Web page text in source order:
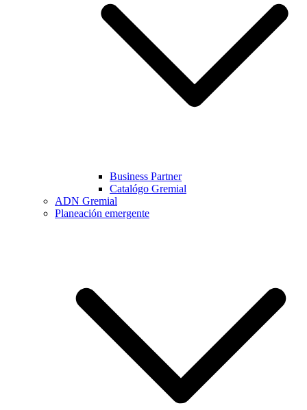
Business Partner
Catalógo Gremial
ADN Gremial
Planeación emergente